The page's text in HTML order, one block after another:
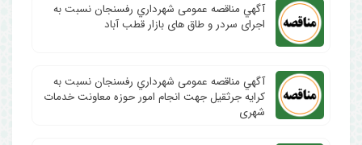
آگهي مناقصه عمومی شهرداري رفسنجان نسبت به
اجرای سردر و طاق های بازار قطب آباد
آگهي مناقصه عمومی شهرداري رفسنجان نسبت به
کرایه جرثقیل جهت انجام امور حوزه معاونت خدمات
شهری